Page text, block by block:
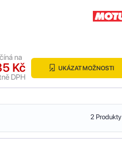
Kč
DPH
na
UKÁZAT MOŽNOSTI
2 Produkty